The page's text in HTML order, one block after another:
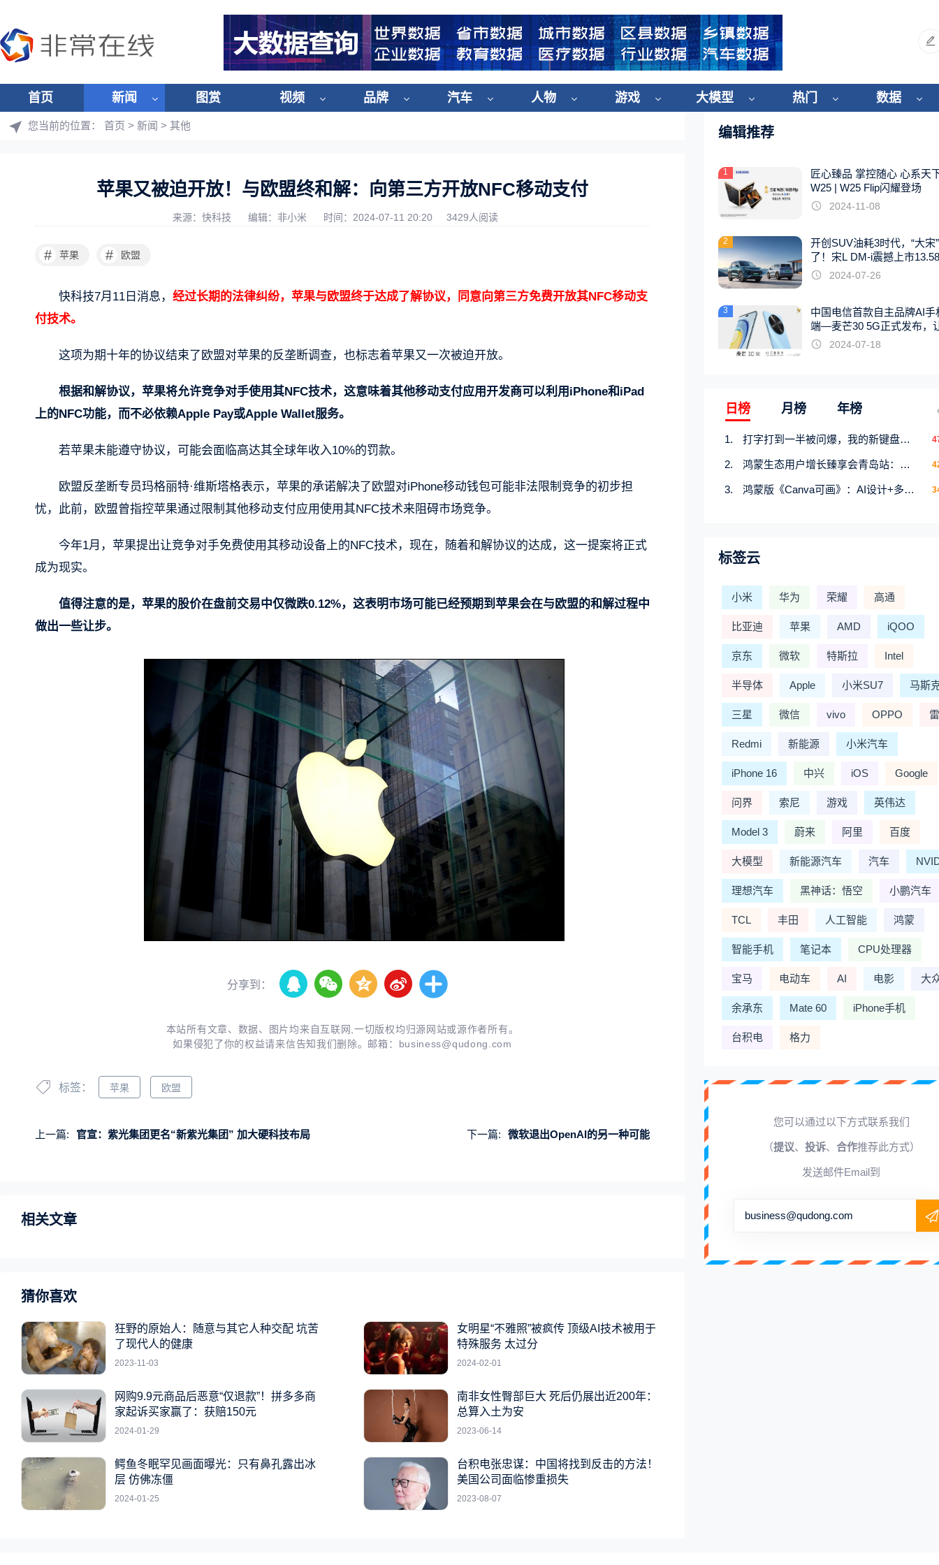
首页 新闻 图赏 视频 品牌 汽车 人物 游戏 大模型 热门 数据
您当前的位置： 首页 > 新闻 > 其他
苹果又被迫开放！与欧盟终和解：向第三方开放NFC移动支付
来源：快科技 编辑：非小米 时间：2024-07-11 20:20 3429人阅读
# 苹果 # 欧盟
快科技7月11日消息， 经过长期的法律纠纷，苹果与欧盟终于达成了解协议，同意向第三方免费开放其NFC移动支
付技术。
这项为期十年的协议结束了欧盟对苹果的反垄断调查，也标志着苹果又一次被迫开放。
根据和解协议，苹果将允许竞争对手使用其NFC技术，这意味着其他移动支付应用开发商可以利用iPhone和iPad
上的NFC功能，而不必依赖Apple Pay或Apple Wallet服务。
若苹果未能遵守协议，可能会面临高达其全球年收入10%的罚款。
欧盟反垄断专员玛格丽特·维斯塔格表示，苹果的承诺解决了欧盟对iPhone移动钱包可能非法限制竞争的初步担
忧，此前，欧盟曾指控苹果通过限制其他移动支付应用使用其NFC技术来阻碍市场竞争。
今年1月，苹果提出让竞争对手免费使用其移动设备上的NFC技术，现在，随着和解协议的达成，这一提案将正式
成为现实。
值得注意的是，苹果的股价在盘前交易中仅微跌0.12%，这表明市场可能已经预期到苹果会在与欧盟的和解过程中
做出一些让步。
分享到：
本站所有文章、数据、图片均来自互联网,一切版权均归源网站或源作者所有。
如果侵犯了你的权益请来信告知我们删除。邮箱： business@qudong.com
标签： 苹果 欧盟
上一篇: 官宣：紫光集团更名“新紫光集团” 加大硬科技布局 下一篇: 微软退出OpenAI的另一种可能
相关文章
猜你喜欢
狂野的原始人：随意与其它人种交配 坑苦
了现代人的健康
2023-11-03
女明星“不雅照”被疯传 顶级AI技术被用于
特殊服务 太过分
2024-02-01
网购9.9元商品后恶意“仅退款”！拼多多商
家起诉买家赢了：获赔150元
2024-01-29
南非女性臀部巨大 死后仍展出近200年：
总算入土为安
2023-06-14
鳄鱼冬眠罕见画面曝光：只有鼻孔露出冰
层 仿佛冻僵
2024-01-25
台积电张忠谋：中国将找到反击的方法！
美国公司面临惨重损失
2023-08-07
编辑推荐
1
匠心臻品 掌控随心 心系天
W25 | W25 Flip闪耀登场
2024-11-08
2
开创SUV油耗3时代，“大宋
了！宋L DM-i震撼上市
起
2024-07-26
3
中国电信首款自主品牌AI手
端—麦芒30 5G正式发布，
触手可及2024-07-18
日榜 月榜 年榜
打字打到一半被问爆，我的新键盘皮肤才是暑期隐藏快乐源
鸿蒙生态用户增长臻享会青岛站：携手行业伙伴共研增长新机遇
鸿蒙版《Canva可画》：AI设计+多端流转，创意产出快人一步
标签云
小米 华为 荣耀 高通
比亚迪 苹果 AMD iQOO
京东 微软 特斯拉 Intel
半导体 Apple 小米SU7 马斯
三星 微信 vivo OPPO
Redmi 新能源 小米汽车
iPhone 16 中兴 iOS Google
问界 索尼 游戏 英伟达
Model 3 蔚来 阿里 百度
大模型 新能源汽车 汽车
理想汽车 黑神话：悟空 小鹏汽车
TCL 丰田 人工智能 鸿蒙
智能手机 笔记本 CPU处理器
宝马 电动车 AI 电影 大
余承东 Mate 60 iPhone手机
台积电 格力
您可以通过以下方式联系我们
（提议、 投诉、 合作推荐此方式）
发送邮件Email到
business@qudong.com